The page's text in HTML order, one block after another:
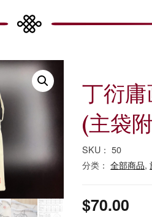
丁衍
(主袋
SKU：50
分类：全部商品,
$70.00